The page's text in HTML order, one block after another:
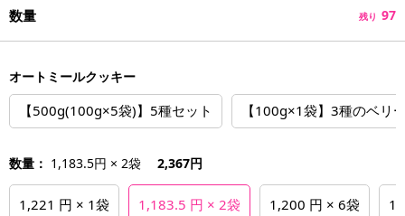
数量 残り 97
オートミールクッキー
【500g(100g×5袋)】5種セット 【100g×1袋】3種のベリ
数量： 1,183.5円 × 2袋 2,367円
1,221 円 × 1袋 1,183.5 円 × 2袋 1,200 円 × 6袋